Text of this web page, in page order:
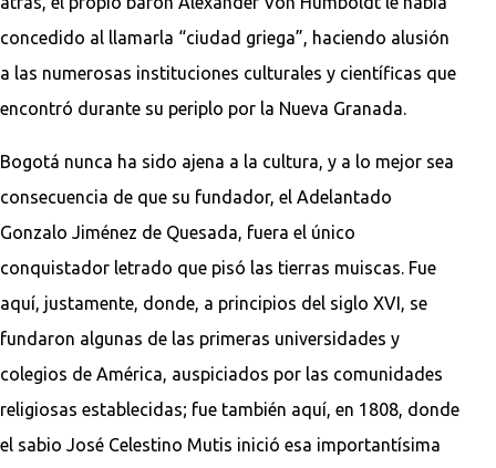
concedido al llamarla “ciudad griega”, haciendo alusión
a las numerosas instituciones culturales y científicas que
encontró durante su periplo por la Nueva Granada.
Bogotá nunca ha sido ajena a la cultura, y a lo mejor sea
consecuencia de que su fundador, el Adelantado
Gonzalo Jiménez de Quesada, fuera el único
conquistador letrado que pisó las tierras muiscas. Fue
aquí, justamente, donde, a principios del siglo XVI, se
fundaron algunas de las primeras universidades y
colegios de América, auspiciados por las comunidades
religiosas establecidas; fue también aquí, en 1808, donde
el sabio José Celestino Mutis inició esa importantísima